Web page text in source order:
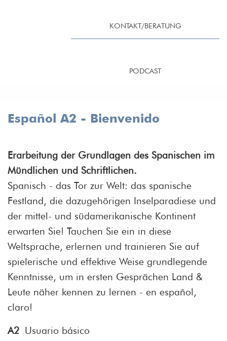
KONTAKT/BERATUNG
PODCAST
Español A2 - Bienvenido
Erarbeitung der Grundlagen des Spanischen im
Mündlichen und Schriftlichen.
Spanisch - das Tor zur Welt: das spanische
Festland, die dazugehörigen Inselparadiese und
der mittel- und südamerikanische Kontinent
erwarten Sie! Tauchen Sie ein in diese
Weltsprache, erlernen und trainieren Sie auf
spielerische und effektive Weise grundlegende
Kenntnisse, um in ersten Gesprächen Land &
Leute näher kennen zu lernen - en español,
claro!
A2 Usuario básico